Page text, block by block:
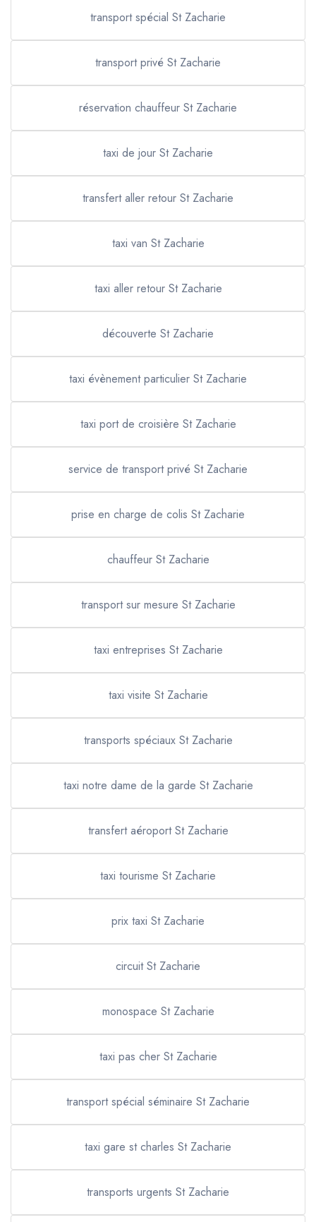
transport spécial St Zacharie
transport privé St Zacharie
réservation chauffeur St Zacharie
taxi de jour St Zacharie
transfert aller retour St Zacharie
taxi van St Zacharie
taxi aller retour St Zacharie
découverte St Zacharie
taxi évènement particulier St Zacharie
taxi port de croisière St Zacharie
service de transport privé St Zacharie
prise en charge de colis St Zacharie
chauffeur St Zacharie
transport sur mesure St Zacharie
taxi entreprises St Zacharie
taxi visite St Zacharie
transports spéciaux St Zacharie
taxi notre dame de la garde St Zacharie
transfert aéroport St Zacharie
taxi tourisme St Zacharie
prix taxi St Zacharie
circuit St Zacharie
monospace St Zacharie
taxi pas cher St Zacharie
transport spécial séminaire St Zacharie
taxi gare st charles St Zacharie
transports urgents St Zacharie